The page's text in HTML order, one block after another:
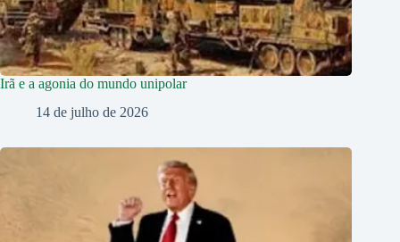
Irã e a agonia do mundo unipolar
14 de julho de 2026